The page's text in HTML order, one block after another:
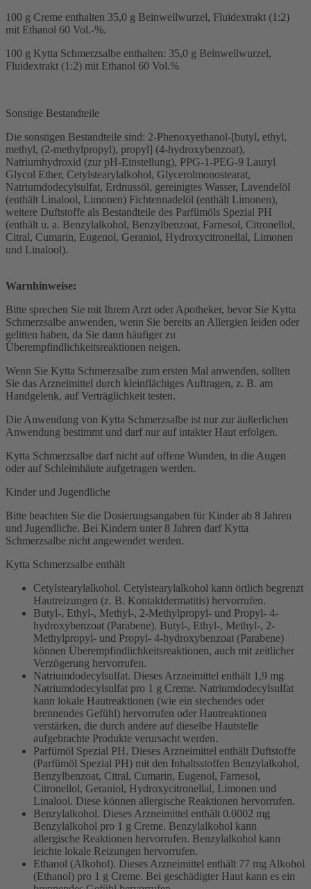
100 g Creme enthalten 35,0 g Beinwellwurzel, Fluidextrakt (1:2)
mit Ethanol 60 Vol.-%.
100 g Kytta Schmerzsalbe enthalten: 35,0 g Beinwellwurzel,
Fluidextrakt (1:2) mit Ethanol 60 Vol.%
Sonstige Bestandteile
Die sonstigen Bestandteile sind: 2-Phenoxyethanol-[butyl, ethyl,
methyl, (2-methylpropyl), propyl] (4-hydroxybenzoat),
Natriumhydroxid (zur pH-Einstellung), PPG-1-PEG-9 Lauryl
Glycol Ether, Cetylstearylalkohol, Glycerolmonostearat,
Natriumdodecylsulfat, Erdnussöl, gereinigtes Wasser, Lavendelöl
(enthält Linalool, Limonen) Fichtennadelöl (enthält Limonen),
weitere Duftstoffe als Bestandteile des Parfümöls Spezial PH
(enthält u. a. Benzylalkohol, Benzylbenzoat, Farnesol, Citronellol,
Citral, Cumarin, Eugenol, Geraniol, Hydroxycitronellal, Limonen
und Linalool).
Warnhinweise:
Bitte sprechen Sie mit Ihrem Arzt oder Apotheker, bevor Sie Kytta
Schmerzsalbe anwenden, wenn Sie bereits an Allergien leiden oder
gelitten haben, da Sie dann häufiger zu
Überempfindlichkeitsreaktionen neigen.
Wenn Sie Kytta Schmerzsalbe zum ersten Mal anwenden, sollten
Sie das Arzneimittel durch kleinflächiges Auftragen, z. B. am
Handgelenk, auf Verträglichkeit testen.
Die Anwendung von Kytta Schmerzsalbe ist nur zur äußerlichen
Anwendung bestimmt und darf nur auf intakter Haut erfolgen.
Kytta Schmerzsalbe darf nicht auf offene Wunden, in die Augen
oder auf Schleimhäute aufgetragen werden.
Kinder und Jugendliche
Bitte beachten Sie die Dosierungsangaben für Kinder ab 8 Jahren
und Jugendliche. Bei Kindern unter 8 Jahren darf Kytta
Schmerzsalbe nicht angewendet werden.
Kytta Schmerzsalbe enthält
Cetylstearylalkohol. Cetylstearylalkohol kann örtlich begrenzt
Hautreizungen (z. B. Kontaktdermatitis) hervorrufen.
Butyl-, Ethyl-, Methyl-, 2-Methylpropyl- und Propyl- 4-
hydroxybenzoat (Parabene). Butyl-, Ethyl-, Methyl-, 2-
Methylpropyl- und Propyl- 4-hydroxybenzoat (Parabene)
können Überempfindlichkeitsreaktionen, auch mit zeitlicher
Verzögerung hervorrufen.
Natriumdodecylsulfat. Dieses Arzneimittel enthält 1,9 mg
Natriumdodecylsulfat pro 1 g Creme. Natriumdodecylsulfat
kann lokale Hautreaktionen (wie ein stechendes oder
brennendes Gefühl) hervorrufen oder Hautreaktionen
verstärken, die durch andere auf dieselbe Hautstelle
aufgebrachte Produkte verursacht werden.
Parfümöl Spezial PH. Dieses Arzneimittel enthält Duftstoffe
(Parfümöl Spezial PH) mit den Inhaltsstoffen Benzylalkohol,
Benzylbenzoat, Citral, Cumarin, Eugenol, Farnesol,
Citronellol, Geraniol, Hydroxycitronellal, Limonen und
Linalool. Diese können allergische Reaktionen hervorrufen.
Benzylalkohol. Dieses Arzneimittel enthält 0.0002 mg
Benzylalkohol pro 1 g Creme. Benzylalkohol kann
allergische Reaktionen hervorrufen. Benzylalkohol kann
leichte lokale Reizungen hervorrufen.
Ethanol (Alkohol). Dieses Arzneimittel enthält 77 mg Alkohol
(Ethanol) pro 1 g Creme. Bei geschädigter Haut kann es ein